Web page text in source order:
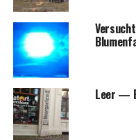
Leer —